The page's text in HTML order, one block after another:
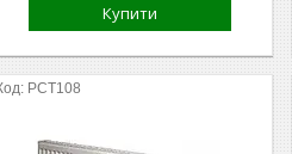
Купити
РСТ108